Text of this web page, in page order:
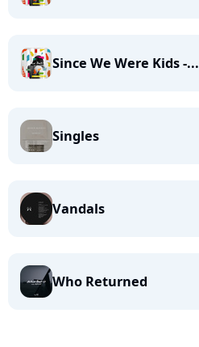
Since We Were Kids -...
Singles
Vandals
Who Returned